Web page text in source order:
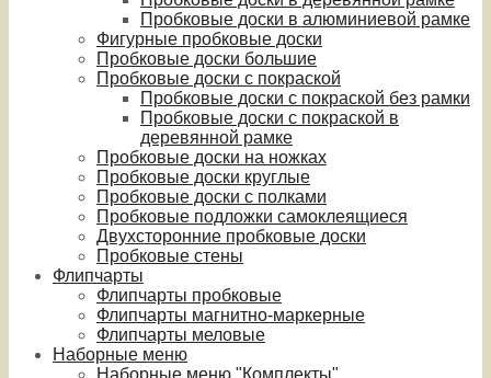
Пробковые доски в алюминиевой рамке
Фигурные пробковые доски
Пробковые доски большие
Пробковые доски с покраской
Пробковые доски с покраской без рамки
Пробковые доски с покраской в
деревянной рамке
Пробковые доски на ножках
Пробковые доски круглые
Пробковые доски с полками
Пробковые подложки самоклеящиеся
Двухсторонние пробковые доски
Пробковые стены
Флипчарты
Флипчарты пробковые
Флипчарты магнитно-маркерные
Флипчарты меловые
Наборные меню
Наборные меню "Комплекты"